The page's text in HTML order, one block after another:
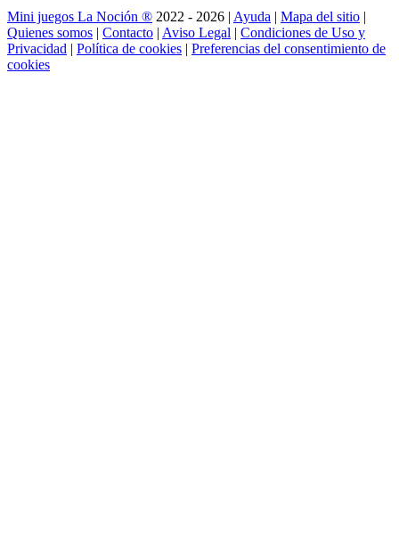
Mini juegos La Noción ® 2022 - 2026 | Ayuda | Mapa del sitio |
Quienes somos | Contacto | Aviso Legal | Condiciones de Uso y
Privacidad | Política de cookies | Preferencias del consentimiento de
cookies